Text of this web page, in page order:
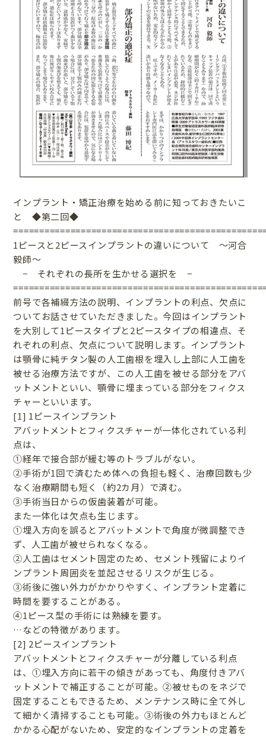
インプラント・矯正治療を始める前に知っておきたいこ
と ◆第二回◆
1ピースと2ピースインプラントの違いについて 〜河合
毅師〜
− それぞれの長所を生かせる選択を −
前号で各補綴方法の説明、インプラントの利点、欠点に
ついてお話させていただきました。今回はインプラント
を大別して1ピースタイプと2ピースタイプの相違点、そ
れぞれの利点、欠点について説明します。インプラント
は顎骨に純チタン製の人工歯根を埋入し上部に人工歯を
被せる治療方法ですが、この人工歯を被せる部分をアバ
ットメントといい、顎骨に埋まっている部分をフィクス
チャーといいます。
[1] 1ピースインプラント
アバットメントとフィクスチャーが一体化されている利
点は、
①経年で接合部が緩む等のトラブルがない。
②手術が1回で済むため体への負担も軽く、治療回数も少
なく治療期間も短く（約2カ月）で済む。
③手術当日からの仮歯装着が可能。
また一体化は欠点も生じます。
①埋入方向を誤るとアバットメントで角度が微調整でき
ず、人工歯が被せられなくなる。
②人工歯はセメント固定のため、セメント残留によりイ
ンプラント周囲炎を並起させるリスクが生じる。
③術後に強い外力がかかりやすく、インプラント定着に
時間を要することがある。
④1ピース型の手術には熟練を要す。
…などの特徴があります。
[2] 2ピースインプラント
アバットメントとフィクスチャーが分離している利点
は、①埋入方向に若干の傾きがあっても、角度付きアバ
ットメントで補正することが可能。②被せものをネジで
固定することもできるため、メンテナンス時に全て外し
て細かく清掃することも可能。③術後の外力もほとんど
かかる心配がないため、安定的なインプラントの定着を